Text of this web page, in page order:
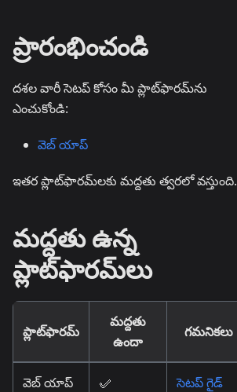
ప్రారంభించండి
దశల వారీ సెటప్ కోసం మీ ప్లాట్‌ఫారమ్‌ను
ఎంచుకోండి:
వెబ్ యాప్
ఇతర ప్లాట్‌ఫారమ్‌లకు మద్దతు త్వరలో వస్తుంది.
మద్దతు ఉన్న
ప్లాట్‌ఫారమ్‌లు
ప్లాట్‌ఫారమ్
మద్దతు
ఉందా
గమనికలు
వెబ్ యాప్ ✅ సెటప్ గైడ్